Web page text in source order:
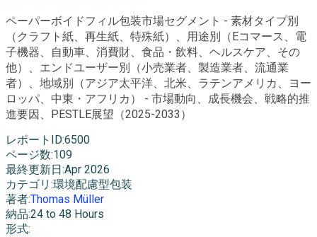
ペーパーボイドフィル包装市場セグメント - 素材タイプ別
（クラフト紙、再生紙、特殊紙）、用途別（Eコマース、電
子機器、自動車、消費財、食品・飲料、ヘルスケア、その
他）、エンドユーザー別（小売業者、製造業者、流通業
者）、地域別（アジア太平洋、北米、ラテンアメリカ、ヨー
ロッパ、中東・アフリカ） - 市場動向、成長機会、戦略的推
進要因、PESTLE展望（2025-2033）
レポートID:6500
ページ数:109
最終更新日 :Apr 2026
カテゴリ :環境配慮型包装
著者:Thomas Müller
納品:24 to 48 Hours
形式: